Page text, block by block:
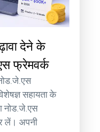
देने के
फ्रेमवर्क
सहायता के
नोड.जे.एस
लें। अपनी